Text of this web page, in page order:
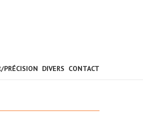
PRÉCISION DIVERS CONTACT